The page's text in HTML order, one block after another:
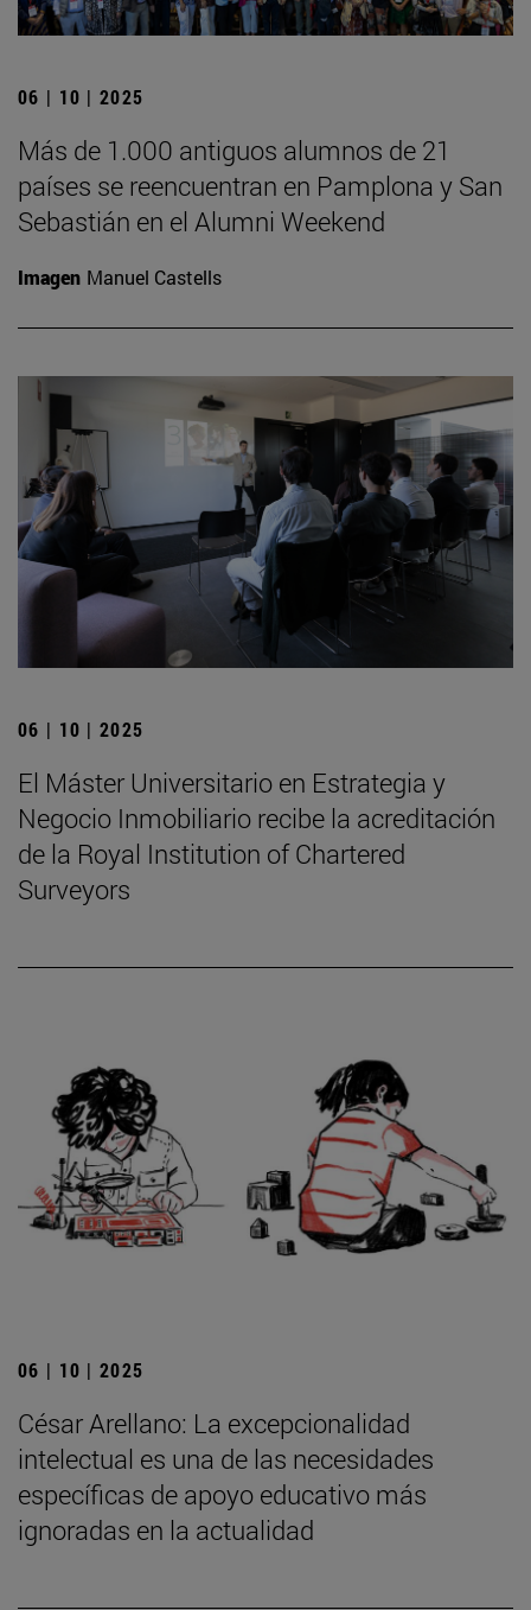
06 | 10 | 2025
Más de 1.000 antiguos alumnos de 21
países se reencuentran en Pamplona y San
Sebastián en el Alumni Weekend
Imagen Manuel Castells
06 | 10 | 2025
El Máster Universitario en Estrategia y
Negocio Inmobiliario recibe la acreditación
de la Royal Institution of Chartered
Surveyors
06 | 10 | 2025
César Arellano: La excepcionalidad
intelectual es una de las necesidades
específicas de apoyo educativo más
ignoradas en la actualidad